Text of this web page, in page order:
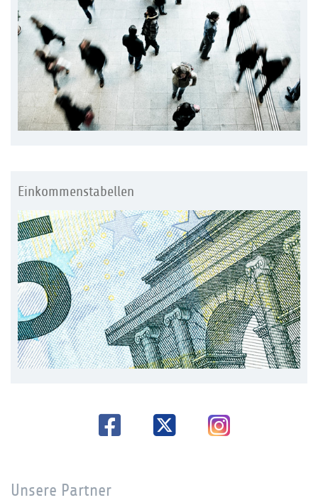
Einkommenstabellen
Unsere Partner